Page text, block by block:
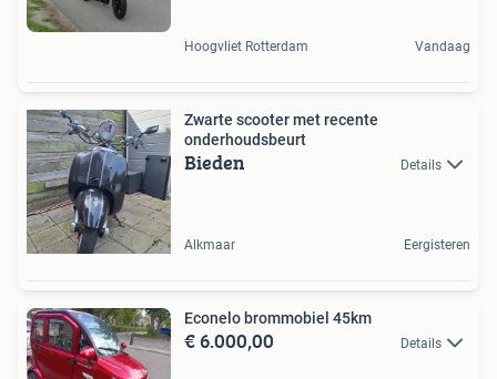
Hoogvliet Rotterdam Vandaag
Zwarte scooter met recente
onderhoudsbeurt
Bieden Details
Alkmaar Eergisteren
Econelo brommobiel 45km
€ 6.000,00 Details